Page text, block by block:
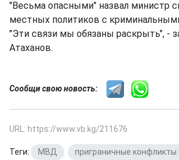
"Весьма опасными" назвал министр
местных политиков с
"Эти связи мы обязаны раскрыть", -
Атаханов.
Сообщи свою новость:
URL: https://www.vb.kg/211676
Теги: МВД приграничные конфликты